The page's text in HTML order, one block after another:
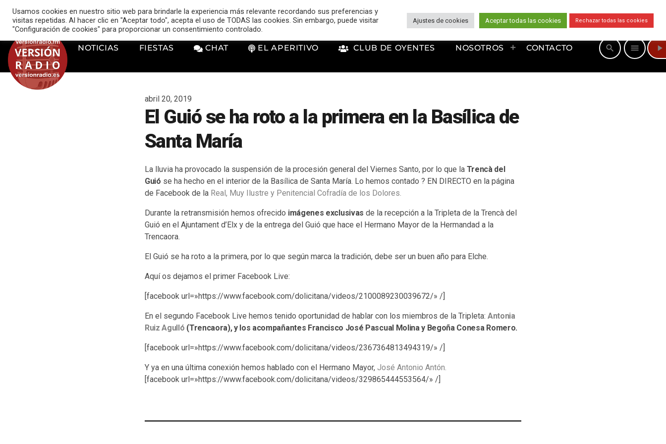
music_note VERSIÓN RADIO
NOTICIAS FIESTAS CHAT EL APERITIVO CLUB DE OYENTES NOSOTROS CONTACTO search menu play_arrow
abril 20, 2019
El Guió se ha roto a la primera en la Basílica de
Santa María
La lluvia ha provocado la suspensión de la procesión general del Viernes Santo, por lo que la Trencà del
Guió se ha hecho en el interior de la Basílica de Santa María. Lo hemos contado ? EN DIRECTO en la página
de Facebook de la Real, Muy Ilustre y Penitencial Cofradía de los Dolores.
Durante la retransmisión hemos ofrecido imágenes exclusivas de la recepción a la Tripleta de la Trencà del
Guió en el Ajuntament d’Elx y de la entrega del Guió que hace el Hermano Mayor de la Hermandad a la
Trencaora.
El Guió se ha roto a la primera, por lo que según marca la tradición, debe ser un buen año para Elche.
Aquí os dejamos el primer Facebook Live:
[facebook url=»https://www.facebook.com/dolicitana/videos/2100089230039672/» /]
En el segundo Facebook Live hemos tenido oportunidad de hablar con los miembros de la Tripleta: Antonia
Ruiz Agulló (Trencaora), y los acompañantes Francisco José Pascual Molina y Begoña Conesa Romero.
[facebook url=»https://www.facebook.com/dolicitana/videos/2367364813494319/» /]
Y ya en una última conexión hemos hablado con el Hermano Mayor, José Antonio Antón.
[facebook url=»https://www.facebook.com/dolicitana/videos/329865444553564/» /]
Usamos cookies en nuestro sitio web para brindarle la experiencia más relevante recordando sus preferencias y
visitas repetidas. Al hacer clic en "Aceptar todo", acepta el uso de TODAS las cookies. Sin embargo, puede visitar
"Configuración de cookies" para proporcionar un consentimiento controlado.
Ajustes de cookies Aceptar todas las cookies Rechazar todas las cookies